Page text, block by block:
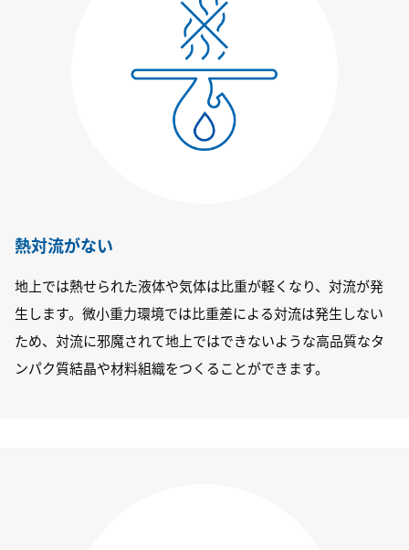
熱対流がない
地上では熱せられた液体や気体は比重が軽くなり、対流が発
生します。微小重力環境では比重差による対流は発生しない
ため、対流に邪魔されて地上ではできないような高品質なタ
ンパク質結晶や材料組織をつくることができます。